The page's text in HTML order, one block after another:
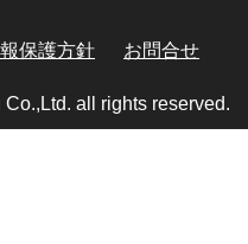
保護方針 お問合せ
all rights reserved.